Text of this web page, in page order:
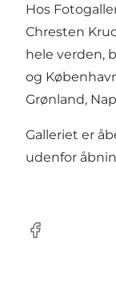
Hos
Chresten
hele verden,
og
Grønland,
Galleriet er
udenfor
Facebook